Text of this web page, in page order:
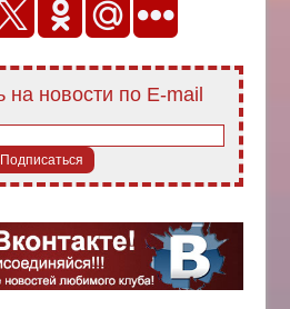
на новости по E-mail